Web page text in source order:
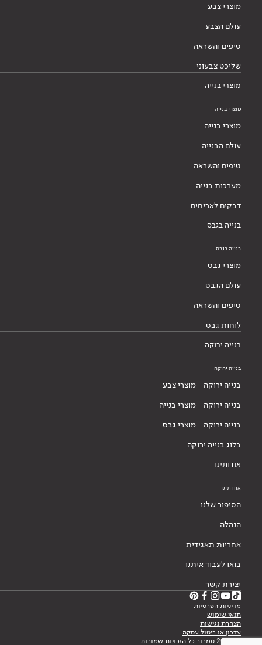
מוצרי צבע
עולם הצבע
טיפים והשראה
שליכט צבעוני
מוצרי בנייה
מוצרי בנייה
מוצרי בנייה
עולם הבנייה
טיפים והשראה
מערכות בנייה
דבקים לאריחים
בנייה בגבס
בנייה בגבס
מוצרי גבס
עולם הגבס
טיפים והשראה
לוחות גבס
בנייה ירוקה
בנייה ירוקה
בנייה ירוקה - מוצרי צבע
בנייה ירוקה - מוצרי בנייה
בנייה ירוקה - מוצרי גבס
בלוג בנייה ירוקה
אודותינו
אודותינו
הסיפור שלנו
הנהלה
אחריות תאגידית
בואו לעבוד איתנו
יצירת קשר
מדיניות הפרטיות
תנאי שימוש
הצהרת נגישות
עדכון או ביטול עסקה
© 2026 טמבור כל הזכויות שמורות